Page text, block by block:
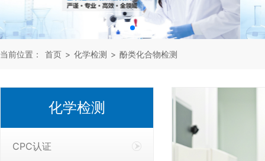
当前位置： 首页 > 化学检测 > 酚类化合物检测
化学检测
CPC认证